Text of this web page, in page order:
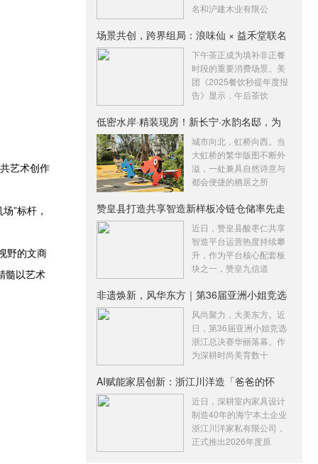
艺术创作
”标杆，
野的文商
髓以艺术
名和沪建木业有限公
场景共创，跨界组局：浪味仙 × 益禾堂联名
下午茶正成为填补非正餐
时段的重要消费场景。美
团《2025餐饮秒提年度报
告》显示，午后茶饮
低密水岸·精装现房！新长宁·水韵名邸，为
城市向北，虹桥向西。当
大虹桥的繁华版图不断外
溢，一处兼具自然诗意与
都会便捷的栖居之所
赞皇县打造共享智造新样板冷链仓储率先走
俏
近日，赞皇县酸枣仁共享
智造平台运营热度持续攀
升，作为平台核心配套板
块之一，赞皇九信道
非遗焕新，风华东方｜第36届亚洲小姐竞选
浙
风尚聚力，大美东方。近
日，第36届亚洲小姐竞选
浙江总决赛华丽落幕。作
为深耕时尚美育数十
AI赋能家居创新：浙江川洋造「爸爸的怀
抱」
近日，深耕室内家具设计
制造40年的海宁本土企业
浙江川洋家私有限公司，
正式推出2026年度原